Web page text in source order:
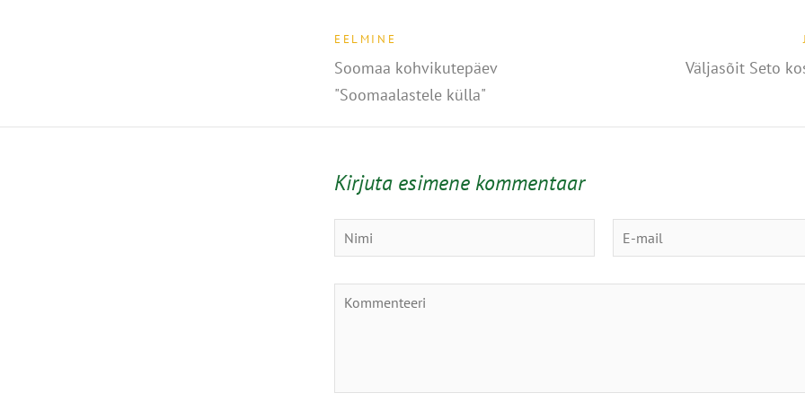
EELMINE
Soomaa kohvikutepäev
"Soomaalastele külla"
Väljasõit Seto
Kirjuta esimene kommentaar